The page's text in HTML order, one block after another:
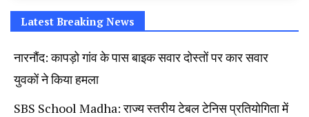
Latest Breaking News
नारनौंद: कापड़ो गांव के पास बाइक सवार दोस्तों पर कार सवार
युवकों ने किया हमला
SBS School Madha: राज्य स्तरीय टेबल टेनिस प्रतियोगिता में